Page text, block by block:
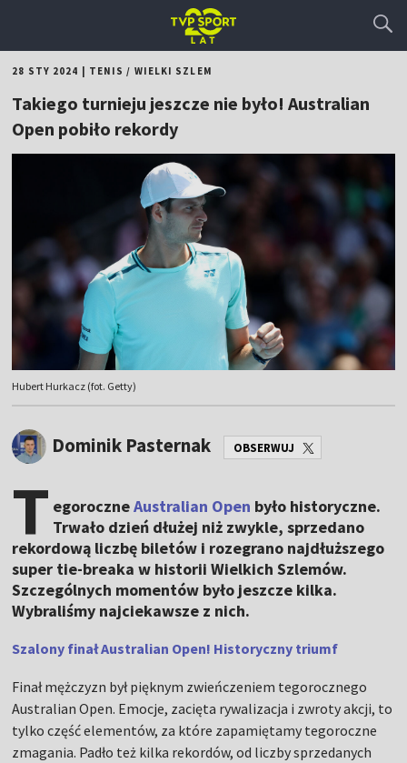
28 STY 2024 TENIS / WIELKI SZLEM
Takiego turnieju jeszcze nie było! Australian
Open pobiło rekordy
Hubert Hurkacz (fot. Getty)
Dominik Pasternak OBSERWUJ
T egoroczneAustralian Open było historyczne.
Trwało dzień dłużej niż zwykle, sprzedano
rekordową liczbę biletów i rozegrano najdłuższego
super tie-breaka w historii Wielkich Szlemów.
Szczególnych momentów było jeszcze kilka.
Wybraliśmy najciekawsze z nich.
Szalony finał Australian Open! Historyczny triumf
Finał mężczyzn był pięknym zwieńczeniem tegorocznego
Australian Open. Emocje, zacięta rywalizacja i zwroty akcji, to
tylko część elementów, za które zapamiętamy tegoroczne
zmagania. Padło też kilka rekordów, od liczby sprzedanych